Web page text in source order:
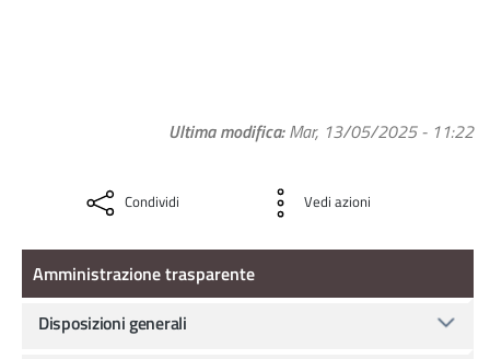
Ultima modifica Mar, 13/05/2025 - 11:22
Condividi Vedi azioni
Amministrazione Trasparente
Amministrazione trasparente
Disposizioni generali